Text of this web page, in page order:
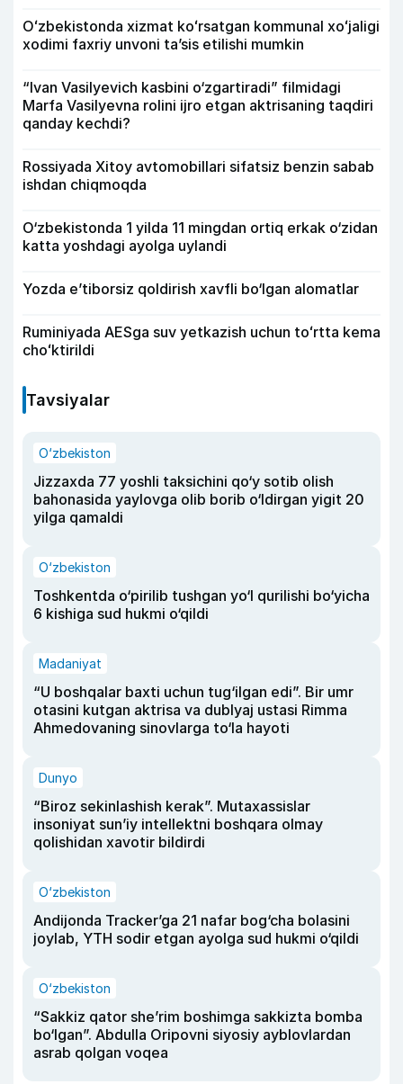
Oʻzbekistonda xizmat koʻrsatgan kommunal xoʻjaligi
xodimi faxriy unvoni taʼsis etilishi mumkin
“Ivan Vasilyevich kasbini o‘zgartiradi” filmidagi
Marfa Vasilyevna rolini ijro etgan aktrisaning taqdiri
qanday kechdi?
Rossiyada Xitoy avtomobillari sifatsiz benzin sabab
ishdan chiqmoqda
O‘zbekistonda 1 yilda 11 mingdan ortiq erkak o‘zidan
katta yoshdagi ayolga uylandi
Yozda e’tiborsiz qoldirish xavfli bo‘lgan alomatlar
Ruminiyada AESga suv yetkazish uchun toʻrtta kema
choʻktirildi
Tavsiyalar
O‘zbekiston
Jizzaxda 77 yoshli taksichini qo‘y sotib olish
bahonasida yaylovga olib borib o‘ldirgan yigit 20
yilga qamaldi
O‘zbekiston
Toshkentda o‘pirilib tushgan yo‘l qurilishi bo‘yicha
6 kishiga sud hukmi o‘qildi
Madaniyat
“U boshqalar baxti uchun tug‘ilgan edi”. Bir umr
otasini kutgan aktrisa va dublyaj ustasi Rimma
Ahmedovaning sinovlarga to‘la hayoti
Dunyo
“Biroz sekinlashish kerak”. Mutaxassislar
insoniyat sun’iy intellektni boshqara olmay
qolishidan xavotir bildirdi
O‘zbekiston
Andijonda Tracker’ga 21 nafar bog‘cha bolasini
joylab, YTH sodir etgan ayolga sud hukmi o‘qildi
O‘zbekiston
“Sakkiz qator she’rim boshimga sakkizta bomba
bo‘lgan”. Abdulla Oripovni siyosiy ayblovlardan
asrab qolgan voqea